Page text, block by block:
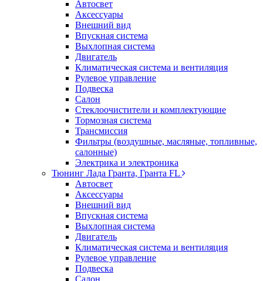
Автосвет
Аксессуары
Внешний вид
Впускная система
Выхлопная система
Двигатель
Климатическая система и вентиляция
Рулевое управление
Подвеска
Салон
Стеклоочистители и комплектующие
Тормозная система
Трансмиссия
Фильтры (воздушные, масляные, топливные,
салонные)
Электрика и электроника
Тюнинг Лада Гранта, Гранта FL
Автосвет
Аксессуары
Внешний вид
Впускная система
Выхлопная система
Двигатель
Климатическая система и вентиляция
Рулевое управление
Подвеска
Салон